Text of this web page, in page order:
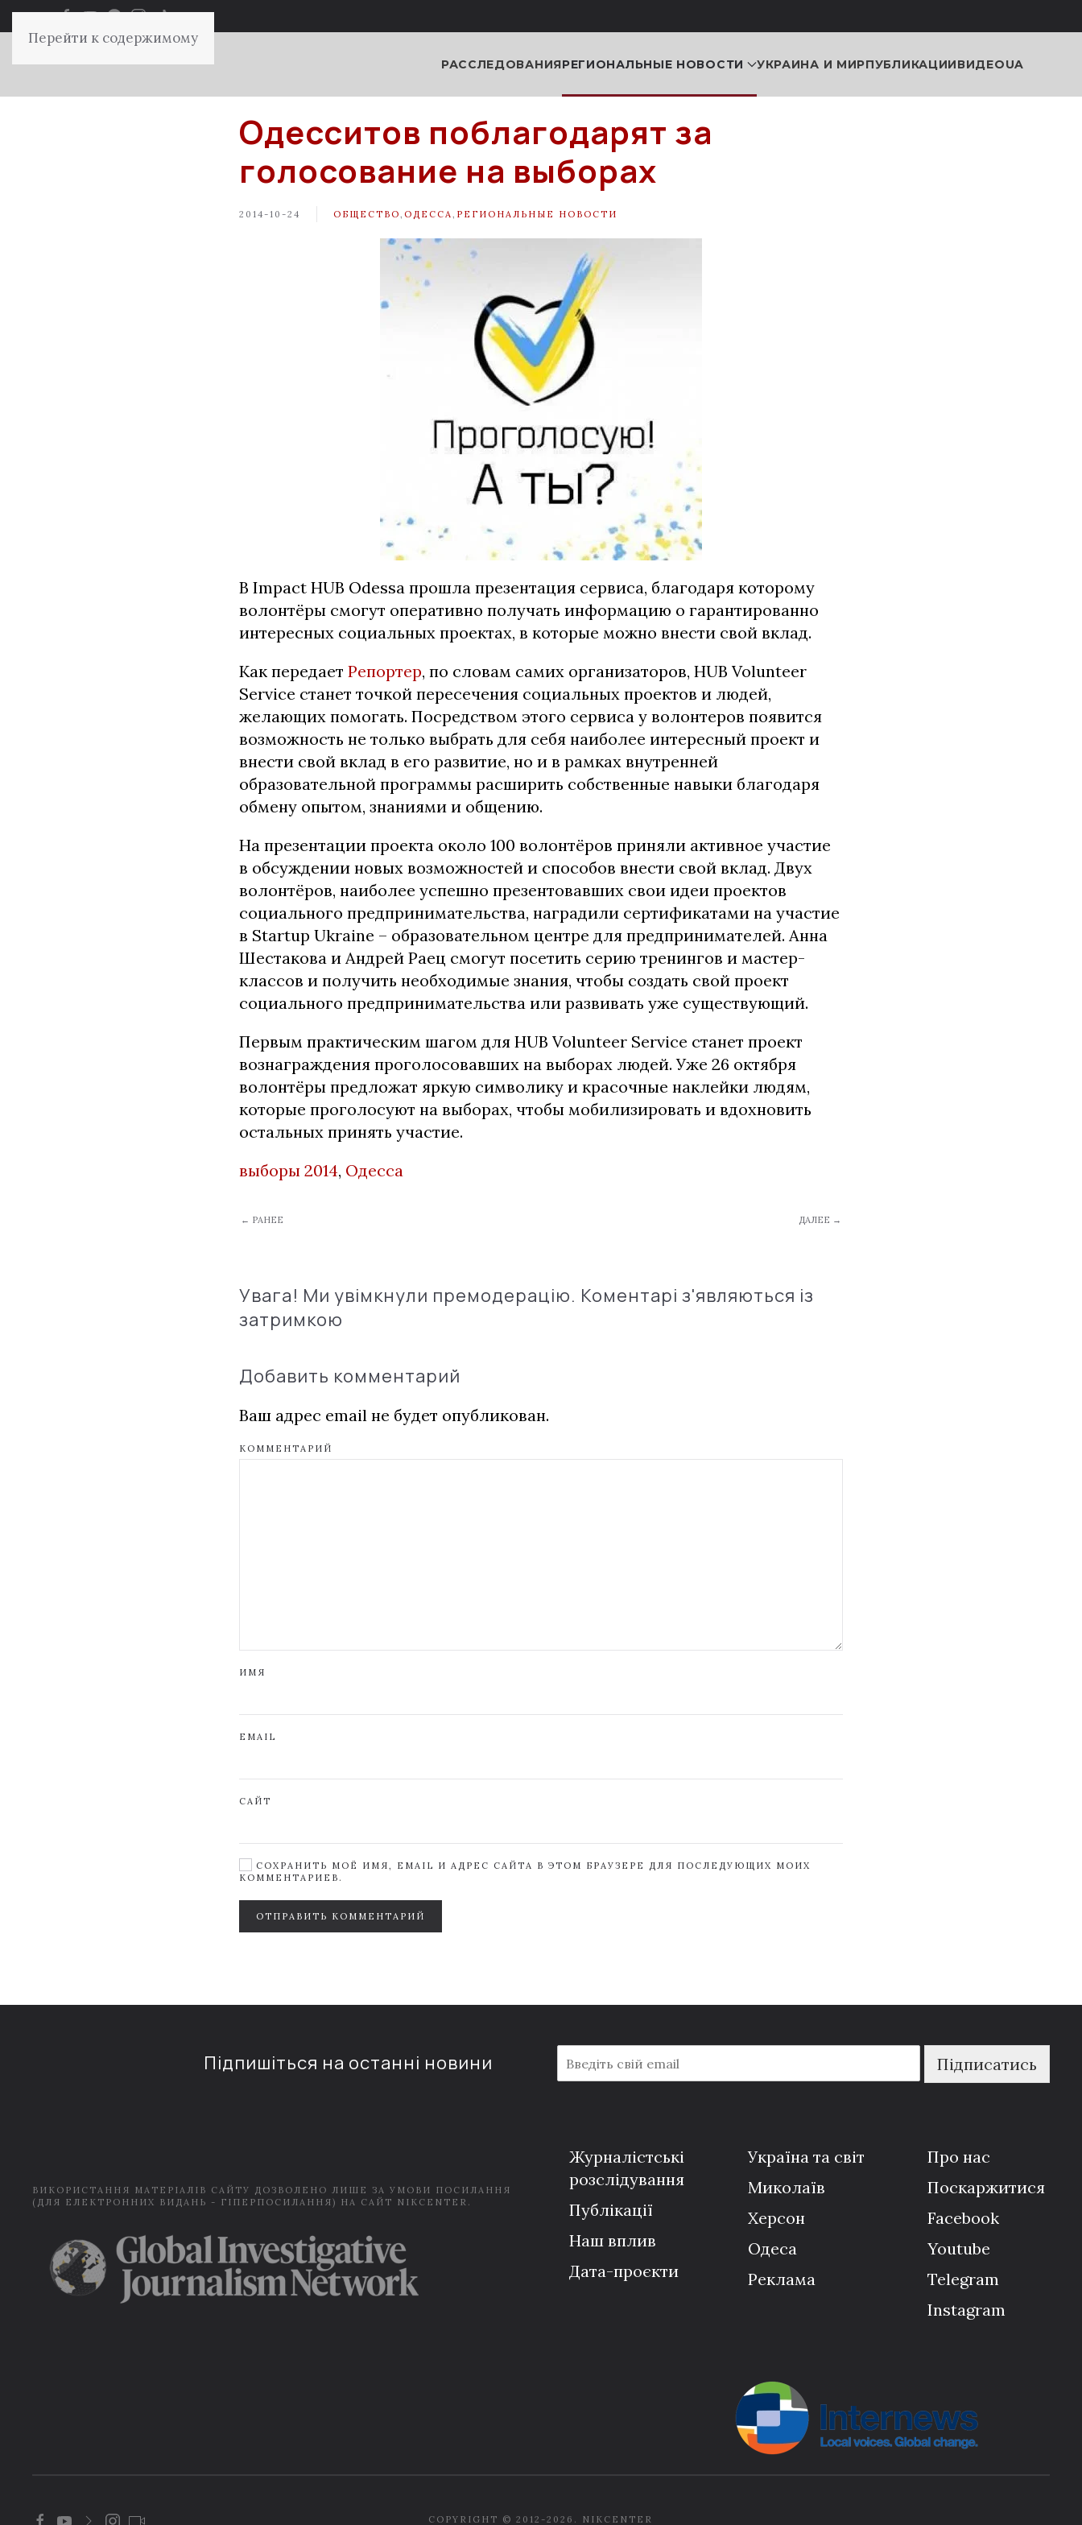
Перейти к содержимому
РАССЛЕДОВАНИЯРЕГИОНАЛЬНЫЕ НОВОСТИ УКРАИНА И МИРПУБЛИКАЦИИВИДЕОUA
Одесситов поблагодарят за
голосование на выборах
2014-10-24 ОБЩЕСТВО ОДЕССА РЕГИОНАЛЬНЫЕ НОВОСТИ
В Impact HUB Odessa прошла презентация сервиса, благодаря которому
волонтёры смогут оперативно получать информацию о гарантированно
интересных социальных проектах, в которые можно внести свой вклад.
Как передает Репортер, по словам самих организаторов, HUB Volunteer
Service станет точкой пересечения социальных проектов и людей,
желающих помогать. Посредством этого сервиса у волонтеров появится
возможность не только выбрать для себя наиболее интересный проект и
внести свой вклад в его развитие, но и в рамках внутренней
образовательной программы расширить собственные навыки благодаря
обмену опытом, знаниями и общению.
На презентации проекта около 100 волонтёров приняли активное участие
в обсуждении новых возможностей и способов внести свой вклад. Двух
волонтёров, наиболее успешно презентовавших свои идеи проектов
социального предпринимательства, наградили сертификатами на участие
в Startup Ukraine – образовательном центре для предпринимателей. Анна
Шестакова и Андрей Раец смогут посетить серию тренингов и мастер-
классов и получить необходимые знания, чтобы создать свой проект
социального предпринимательства или развивать уже существующий.
Первым практическим шагом для HUB Volunteer Service станет проект
вознаграждения проголосовавших на выборах людей. Уже 26 октября
волонтёры предложат яркую символику и красочные наклейки людям,
которые проголосуют на выборах, чтобы мобилизировать и вдохновить
остальных принять участие.
выборы 2014, Одесса
← РАНЕЕ ДАЛЕЕ →
Увага! Ми увімкнули премодерацію. Коментарі з'являються із
затримкою
Добавить комментарий
Ваш адрес email не будет опубликован.
КОММЕНТАРИЙ
ИМЯ
EMAIL
САЙТ
СОХРАНИТЬ МОЁ ИМЯ, EMAIL И АДРЕС САЙТА В ЭТОМ БРАУЗЕРЕ ДЛЯ ПОСЛЕДУЮЩИХ МОИХ
КОММЕНТАРИЕВ.
ОТПРАВИТЬ КОММЕНТАРИЙ
Підпишіться на останні новини
m
a
Підписатись
ВИКОРИСТАННЯ МАТЕРІАЛІВ САЙТУ ДОЗВОЛЕНО ЛИШЕ ЗА УМОВИ ПОСИЛАННЯ
(ДЛЯ ЕЛЕКТРОННИХ ВИДАНЬ - ГІПЕРПОСИЛАННЯ) НА САЙТ NIKCENTER.
Журналістські
розслідування
Публікації
Наш вплив
Дата-проєкти
Україна та світ
Миколаїв
Херсон
Одеса
Реклама
Про нас
Поскаржитися
Facebook
Youtube
Telegram
Instagram
COPYRIGHT © 2012-2026. NIKCENTER